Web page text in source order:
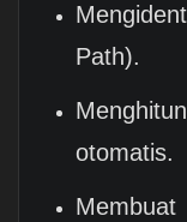
Path).
otomatis.